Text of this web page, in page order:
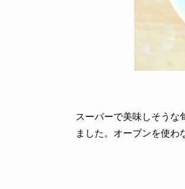
スーパーで美味しそうな
ました。オーブンを使わ